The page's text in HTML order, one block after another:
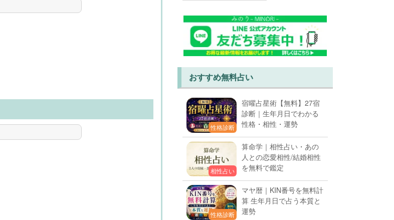
おすすめ無料占い
性格診断
宿曜占星術【無料】27宿
診断｜生年月日でわかる
性格・相性・運勢
相性占い
算命学｜相性占い・あの
人との恋愛相性/結婚相性
を無料で鑑定
性格診断
マヤ暦｜KIN番号を無料計
算 生年月日で占う本質と
運勢